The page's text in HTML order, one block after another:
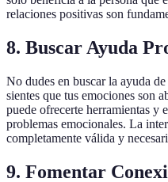
relaciones positivas son
8. Buscar Ayuda
No dudes en buscar la ayuda
sientes que tus emociones son
puede ofrecerte herramientas y
problemas emocionales. La
completamente válida y
9. Fomentar